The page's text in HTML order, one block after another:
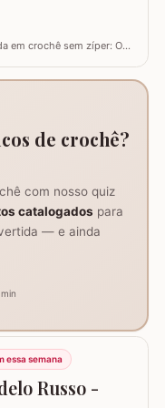
em crochê sem zíper: O
crochê com fio de
projeto: São
nº6, agulha de…
de crochê?
com nosso quiz
catalogados para
— e ainda
essa semana
Russo -